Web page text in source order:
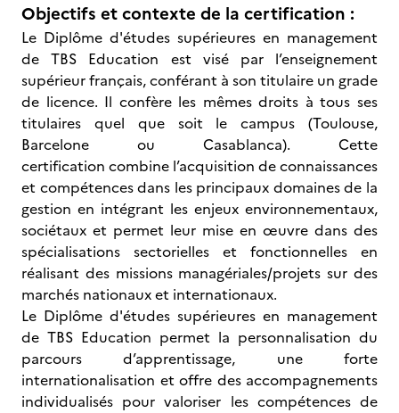
Objectifs et contexte de la certification :
Le Diplôme d'études supérieures en management
de TBS Education est visé par l’enseignement
supérieur français, conférant à son titulaire un grade
de licence. Il confère les mêmes droits à tous ses
titulaires quel que soit le campus (Toulouse,
Barcelone ou Casablanca). Cette
certification combine l’acquisition de connaissances
et compétences dans les principaux domaines de la
gestion en intégrant les enjeux environnementaux,
sociétaux et permet leur mise en œuvre dans des
spécialisations sectorielles et fonctionnelles en
réalisant des missions managériales/projets sur des
marchés nationaux et internationaux.
Le Diplôme d'études supérieures en management
de TBS Education permet la personnalisation du
parcours d’apprentissage, une forte
internationalisation et offre des accompagnements
individualisés pour valoriser les compétences de